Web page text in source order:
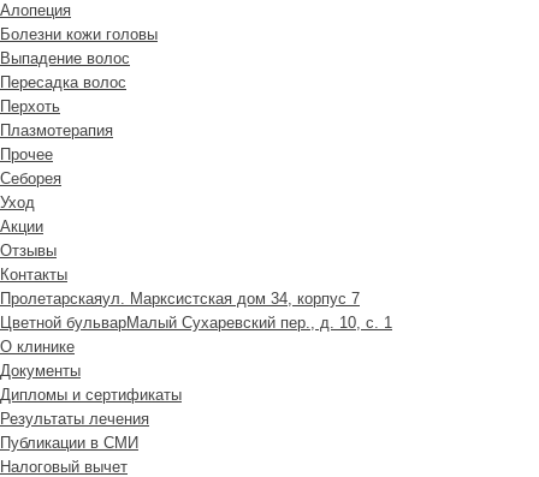
Алопеция
Болезни кожи головы
Выпадение волос
Пересадка волос
Перхоть
Плазмотерапия
Прочее
Себорея
Уход
Акции
Отзывы
Контакты
Пролетарскаяул. Марксистская дом 34, корпус 7
Цветной бульварМалый Сухаревский пер., д. 10, с. 1
О клинике
Документы
Дипломы и сертификаты
Результаты лечения
Публикации в СМИ
Налоговый вычет